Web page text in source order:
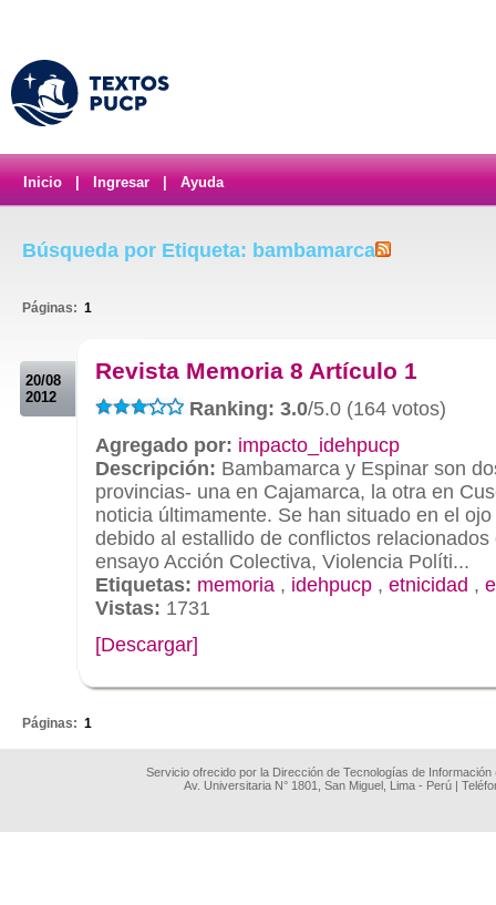
Inicio Ingresar Ayuda
Búsqueda por Etiqueta: bambamarca
Páginas: 1
20/08
2012
Revista Memoria 8 Artículo 1
Ranking: 3.0/5.0 (164 votos)
Agregado por: impacto_idehpucp
Descripción: Bambamarca y Espinar son
provincias- una en Cajamarca, la otra en
noticia últimamente. Se han situado en el
debido al estallido de conflictos
ensayo Acción Colectiva, Violencia Políti...
Etiquetas: memoria , idehpucp , etnicidad ,
Vistas: 1731
[Descargar]
Páginas: 1
Servicio ofrecido por la Dirección de Tecnologías de
Av. Universitaria N° 1801, San Miguel, Lima - Perú |